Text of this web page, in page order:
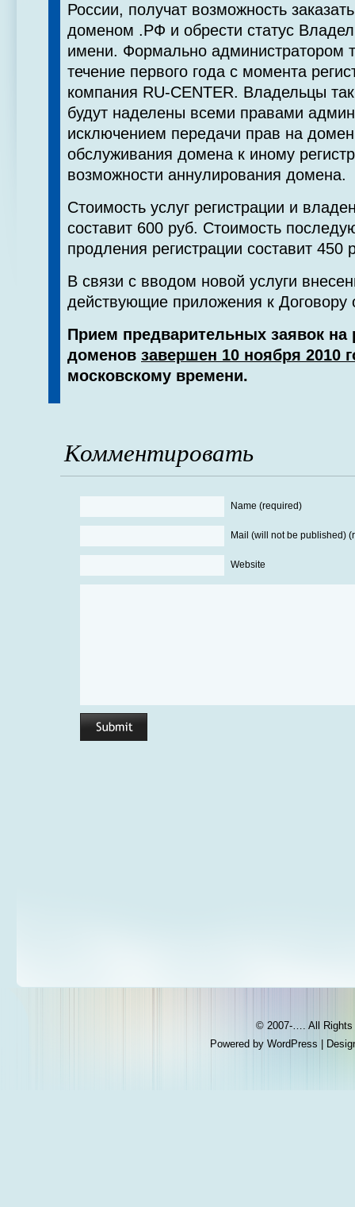
России, получат возможность
доменом .РФ и обрести статус
имени. Формально администратором
течение первого года с момента
компания RU-CENTER. Владельцы
будут наделены всеми правами
исключением передачи прав на
обслуживания домена к иному
возможности аннулирования домена.
Стоимость услуг регистрации и
составит 600 руб. Стоимость
продления регистрации составит 450
В связи с вводом новой услуги
действующие приложения к Договору
Прием предварительных заявок на
доменов завершен 10 ноября 2010
московскому времени.
Комментировать
Name (required)
Mail (will not be published)
Website
© 2007-…. All
Powered by WordPress |